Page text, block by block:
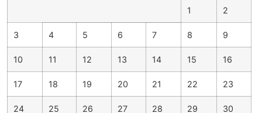
1 2
3 4 5 6 7 8 9
10 11 12 13 14 15 16
17 18 19 20 21 22 23
24 25 26 27 28 29 30